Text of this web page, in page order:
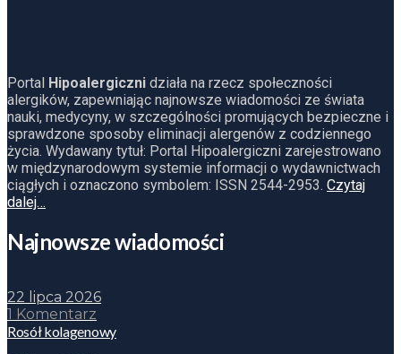
Portal Hipoalergiczni działa na rzecz społeczności
alergików, zapewniając najnowsze wiadomości ze świata
nauki, medycyny, w szczególności promujących bezpieczne i
sprawdzone sposoby eliminacji alergenów z codziennego
życia. Wydawany tytuł: Portal Hipoalergiczni zarejestrowano
w międzynarodowym systemie informacji o wydawnictwach
ciągłych i oznaczono symbolem: ISSN 2544-2953. Czytaj
dalej…
Najnowsze wiadomości
22 lipca 2026
1 Komentarz
Rosół kolagenowy